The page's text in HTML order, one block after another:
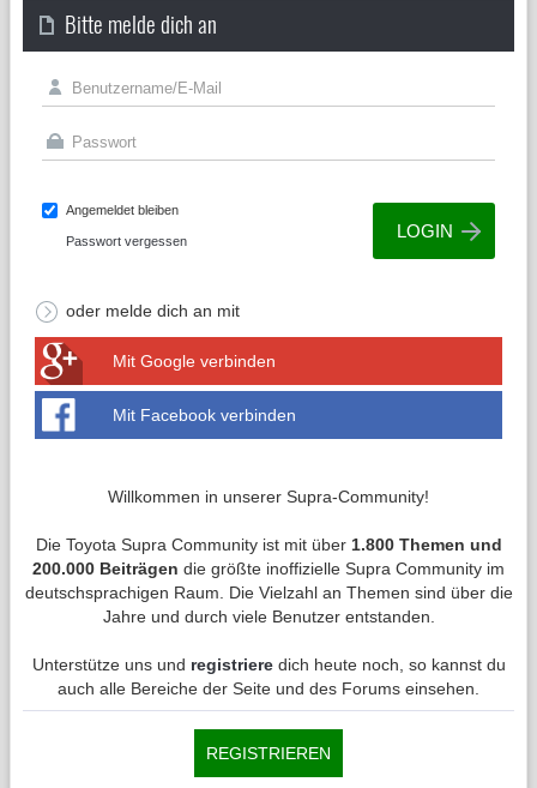
Bitte melde dich an
Angemeldet bleiben
Passwort vergessen
oder melde dich an mit
Mit Google verbinden
Mit Facebook verbinden
Willkommen in unserer Supra-Community!
Die Toyota Supra Community ist mit über 1.800 Themen und
200.000 Beiträgen die größte inoffizielle Supra Community im
deutschsprachigen Raum. Die Vielzahl an Themen sind über die
Jahre und durch viele Benutzer entstanden.
Unterstütze uns und registrieredich heute noch, so kannst du
auch alle Bereiche der Seite und des Forums einsehen.
REGISTRIEREN